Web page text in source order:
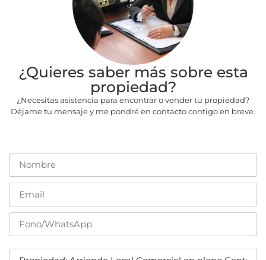
¿Quieres saber más sobre esta
propiedad?
¿Necesitas asistencia para encontrar o vender tu propiedad?
Déjame tu mensaje y me pondré en contacto contigo en breve.